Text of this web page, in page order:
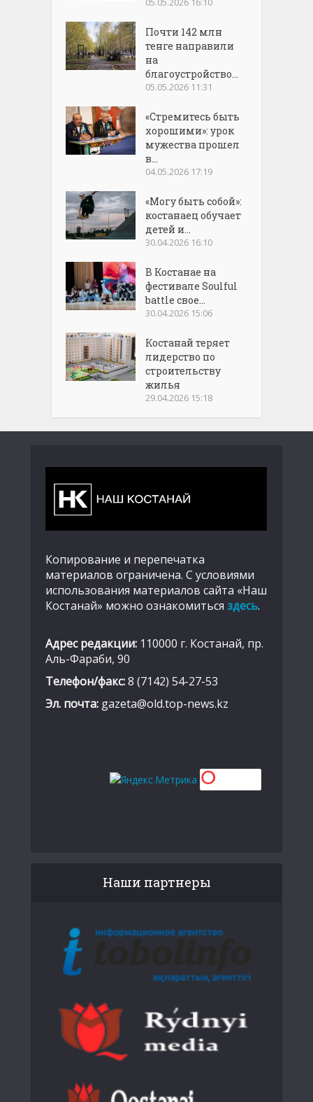
Почти 142 млн
тенге направили
на
благоустройство...
05.05.2026 11:31
«Стремитесь быть
хорошими»: урок
мужества прошел
в...
04.05.2026 17:19
«Могу быть собой»:
костанаец обучает
детей и...
30.04.2026 16:10
В Костанае на
фестивале Soulful
battle свое...
30.04.2026 15:06
Костанай теряет
лидерство по
строительству
жилья
29.04.2026 15:18
Копирование и перепечатка
материалов ограничена. С условиями
использования материалов сайта «Наш
Костанай» можно ознакомиться здесь.
Адрес редакции: 110000 г. Костанай, пр.
Аль-Фараби, 90
Телефон/факс:8 (7142) 54-27-53
Эл. почта: gazeta@old.top-news.kz
Наши партнеры